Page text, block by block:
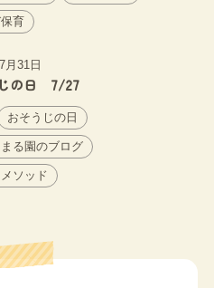
育
月31日
の日 7/27
おそうじの日
まる園のブログ
ソッド